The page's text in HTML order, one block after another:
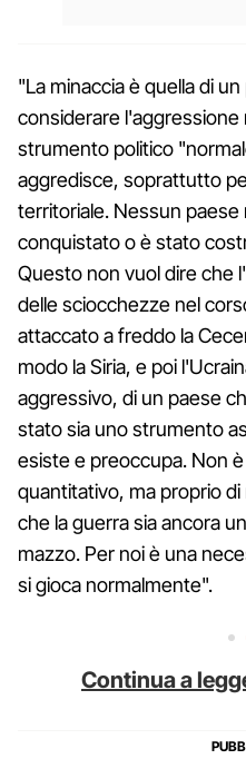
"La minaccia è quella di
considerare l'aggressione
strumento politico
aggredisce, soprattutto
territoriale. Nessun
conquistato o è stato
Questo non vuol dire che
delle sciocchezze nel
attaccato a freddo la
modo la Siria, e poi
aggressivo, di un paese
stato sia uno strumento
esiste e preoccupa. Non
quantitativo, ma proprio
che la guerra sia ancora
mazzo. Per noi è una
si gioca normalmente".
Continua a